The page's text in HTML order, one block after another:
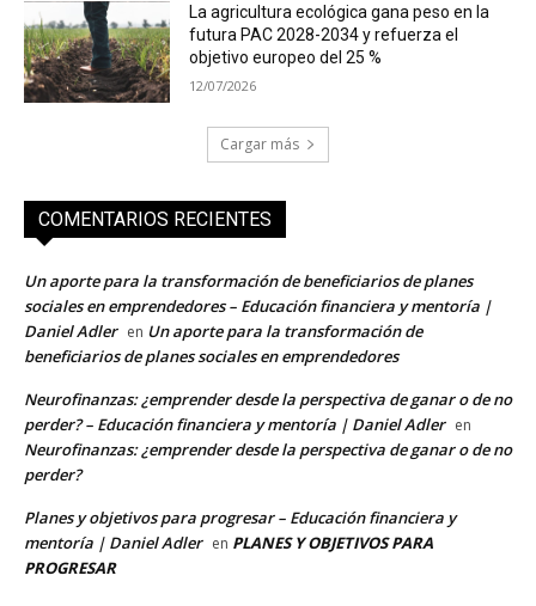
La agricultura ecológica gana peso en la
futura PAC 2028-2034 y refuerza el
objetivo europeo del 25 %
12/07/2026
Cargar más
COMENTARIOS RECIENTES
Un aporte para la transformación de beneficiarios de planes
sociales en emprendedores – Educación financiera y mentoría |
Daniel Adler en Un aporte para la transformación de
beneficiarios de planes sociales en emprendedores
Neurofinanzas: ¿emprender desde la perspectiva de ganar o de no
perder? – Educación financiera y mentoría | Daniel Adler en
Neurofinanzas: ¿emprender desde la perspectiva de ganar o de no
perder?
Planes y objetivos para progresar – Educación financiera y
mentoría | Daniel Adler en PLANES Y OBJETIVOS PARA
PROGRESAR